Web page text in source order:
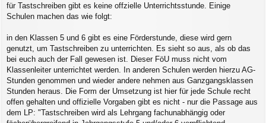
r
a
für Tastschreiben gibt es keine offzielle Unterrichtsstunde. Einige
Schulen machen das wie folgt:
in den Klassen 5 und 6 gibt es eine Förderstunde, diese wird gern
genutzt, um Tastschreiben zu unterrichten. Es sieht so aus, als ob das
bei euch auch der Fall gewesen ist. Dieser FöU muss nicht vom
Klassenleiter unterrichtet werden. In anderen Schulen werden hierzu AG-
Stunden genommen und wieder andere nehmen aus Ganzgangsklassen
Stunden heraus. Die Form der Umsetzung ist hier für jede Schule recht
offen gehalten und offizielle Vorgaben gibt es nicht - nur die Passage aus
dem LP: "Tastschreiben wird als Lehrgang fachunabhängig oder